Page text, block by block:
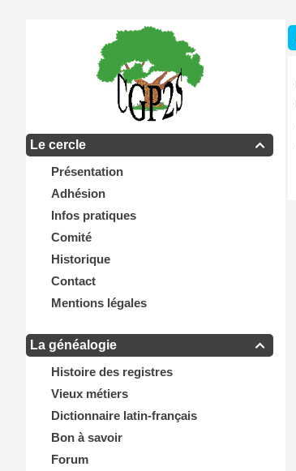

Le cercle
Présentation
Adhésion
Infos pratiques
Comité
Historique
Contact
Mentions légales

La généalogie
Histoire des registres
Vieux métiers
Dictionnaire latin-français
Bon à savoir
Forum